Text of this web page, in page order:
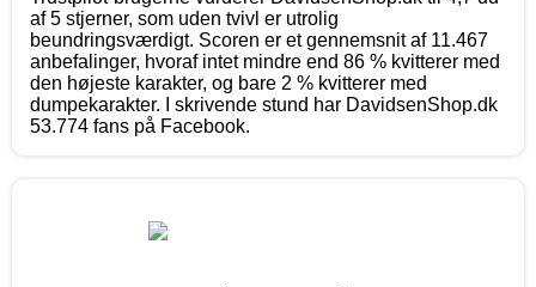
af 5 stjerner, som uden tvivl er utrolig
beundringsværdigt. Scoren er et gennemsnit af 11.467
anbefalinger, hvoraf intet mindre end 86 % kvitterer med
den højeste karakter, og bare 2 % kvitterer med
dumpekarakter. I skrivende stund har DavidsenShop.dk
53.774 fans på Facebook.